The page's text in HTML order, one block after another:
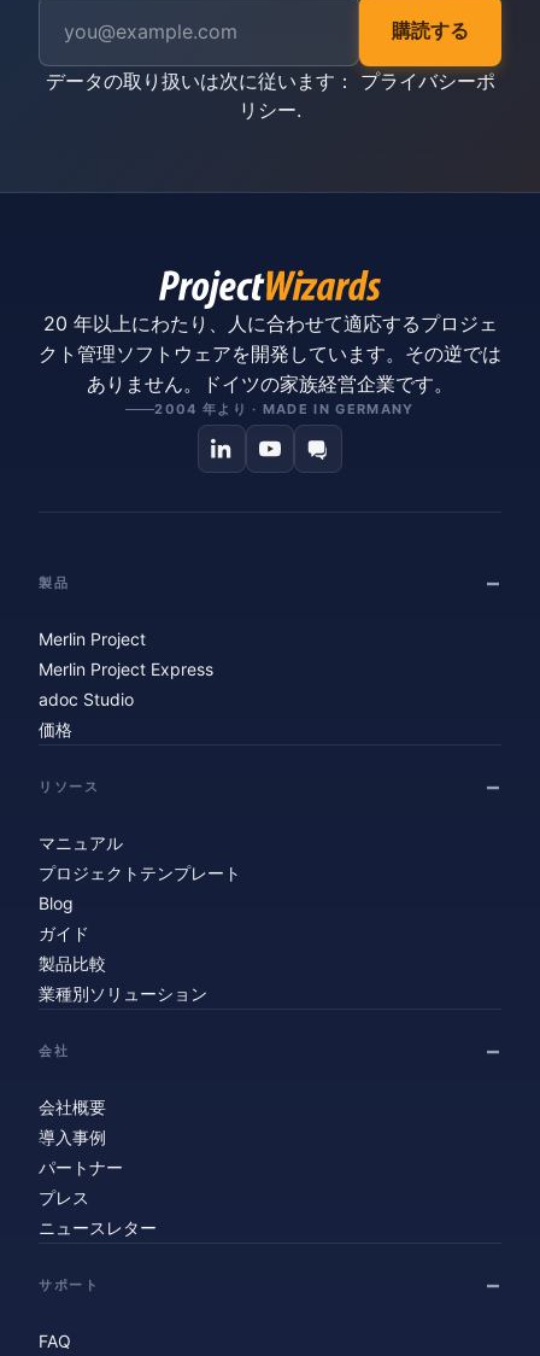
購読する
データの取り扱いは次に従います： プライバシーポ
リシー.
20 年以上にわたり、人に合わせて適応するプロジェ
クト管理ソフトウェアを開発しています。その逆では
ありません。ドイツの家族経営企業です。
2004 年より · MADE IN GERMANY
製品
Merlin Project
Merlin Project Express
adoc Studio
価格
リソース
マニュアル
プロジェクトテンプレート
Blog
ガイド
製品比較
業種別ソリューション
会社
会社概要
導入事例
パートナー
プレス
ニュースレター
サポート
FAQ